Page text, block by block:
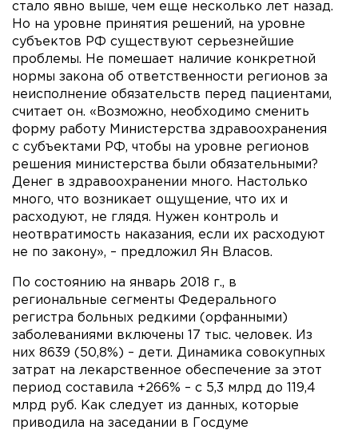
стало явно выше, чем еще несколько лет назад.
Но на уровне принятия решений, на уровне
субъектов РФ существуют серьезнейшие
проблемы. Не помешает наличие конкретной
нормы закона об ответственности регионов за
неисполнение обязательств перед пациентами,
считает он. «Возможно, необходимо сменить
форму работу Министерства здравоохранения
с субъектами РФ, чтобы на уровне регионов
решения министерства были обязательными?
Денег в здравоохранении много. Настолько
много, что возникает ощущение, что их и
расходуют, не глядя. Нужен контроль и
неотвратимость наказания, если их расходуют
не по закону», – предложил Ян Власов.
По состоянию на январь 2018 г., в
региональные сегменты Федерального
регистра больных редкими (орфанными)
заболеваниями включены 17 тыс. человек. Из
них 8639 (50,8%) – дети. Динамика совокупных
затрат на лекарственное обеспечение за этот
период составила +266% – с 5,3 млрд до 119,4
млрд руб. Как следует из данных, которые
приводила на заседании в Госдуме